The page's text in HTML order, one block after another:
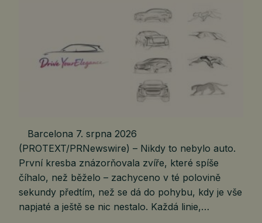
Barcelona 7. srpna 2026
(PROTEXT/PRNewswire) – Nikdy to nebylo auto.
První kresba znázorňovala zvíře, které spíše
číhalo, než běželo – zachyceno v té polovině
sekundy předtím, než se dá do pohybu, kdy je vše
napjaté a ještě se nic nestalo. Každá linie,…